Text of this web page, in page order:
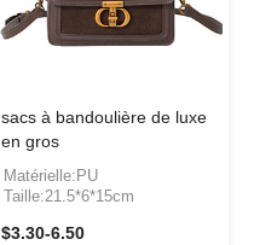
sacs à bandoulière de luxe
en gros
Matérielle:PU
Taille:21.5*6*15cm
$3.30-6.50